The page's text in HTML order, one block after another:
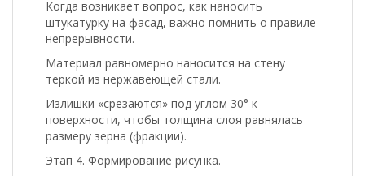
Когда возникает вопрос, как наносить
штукатурку на фасад, важно помнить о правиле
непрерывности.
Материал равномерно наносится на стену
теркой из нержавеющей стали.
Излишки «срезаются» под углом 30° к
поверхности, чтобы толщина слоя равнялась
размеру зерна (фракции).
Этап 4. Формирование рисунка.